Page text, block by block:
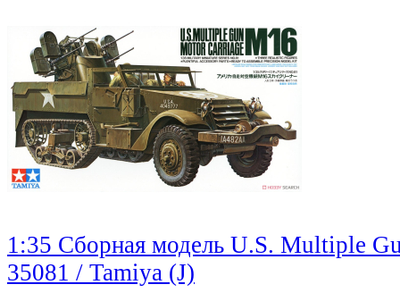
1:35 Сборная модель U.S. Multiple
35081 / Tamiya (J)